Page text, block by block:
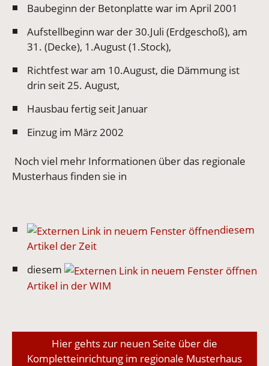
Baubeginn der Betonplatte war im April 2001
Aufstellbeginn war der 30.Juli (Erdgeschoß), am
31. (Decke), 1.August (1.Stock),
Richtfest war am 10.August, die Dämmung ist
drin seit 25. August,
Hausbau fertig seit Januar
Einzug im März 2002
Noch viel mehr Informationen über das regionale
Musterhaus finden sie in
diesem
Artikel der Zeit
diesem
Artikel in der WIM
Hier gehts zur neuen Seite über die
Kompletteinrichtung im regionale Musterhaus